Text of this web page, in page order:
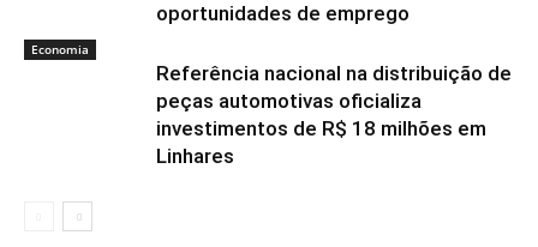
oportunidades de emprego
Economia
Referência nacional na distribuição de
peças automotivas oficializa
investimentos de R$ 18 milhões em
Linhares